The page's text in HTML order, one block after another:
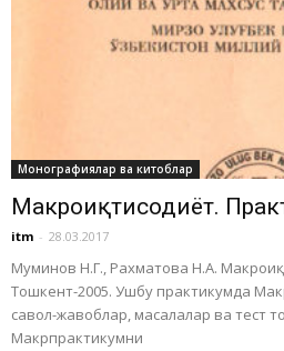
Монографиялар ва китоблар
Макроиқтисодиёт.
itm - 28.03.2017
Муминов Н.Г., Рахматова Н.А.
Тошкент-2005. Ушбу практикумда
савол-жавоблар, масалалар ва тест
Макрпрактикумни